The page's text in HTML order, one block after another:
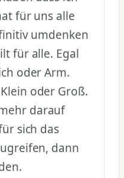
für uns alle
umdenken
für alle. Egal
oder Arm.
oder Groß.
darauf
sich das
dann